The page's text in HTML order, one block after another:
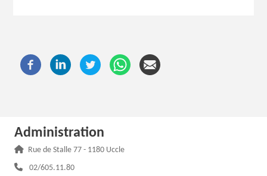
Administration
Adresse :
Rue de Stalle 77 - 1180 Uccle
Téléphone :
02/605.11.80